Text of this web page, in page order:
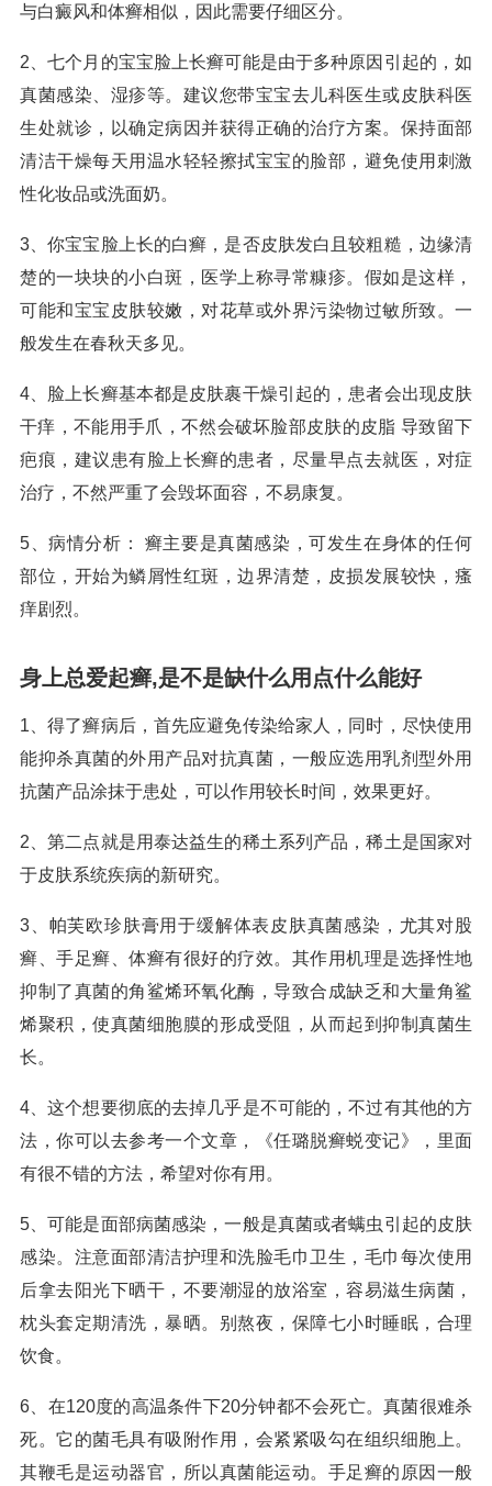
与白癜风和体癣相似，因此需要仔细区分。
2、七个月的宝宝脸上长癣可能是由于多种原因引起的，如
真菌感染、湿疹等。建议您带宝宝去儿科医生或皮肤科医
生处就诊，以确定病因并获得正确的治疗方案。保持面部
清洁干燥每天用温水轻轻擦拭宝宝的脸部，避免使用刺激
性化妆品或洗面奶。
3、你宝宝脸上长的白癣，是否皮肤发白且较粗糙，边缘清
楚的一块块的小白斑，医学上称寻常糠疹。假如是这样，
可能和宝宝皮肤较嫩，对花草或外界污染物过敏所致。一
般发生在春秋天多见。
4、脸上长癣基本都是皮肤裹干燥引起的，患者会出现皮肤
干痒，不能用手爪，不然会破坏脸部皮肤的皮脂 导致留下
疤痕，建议患有脸上长癣的患者，尽量早点去就医，对症
治疗，不然严重了会毁坏面容，不易康复。
5、病情分析： 癣主要是真菌感染，可发生在身体的任何
部位，开始为鳞屑性红斑，边界清楚，皮损发展较快，瘙
痒剧烈。
身上总爱起癣,是不是缺什么用点什么能好
1、得了癣病后，首先应避免传染给家人，同时，尽快使用
能抑杀真菌的外用产品对抗真菌，一般应选用乳剂型外用
抗菌产品涂抹于患处，可以作用较长时间，效果更好。
2、第二点就是用泰达益生的稀土系列产品，稀土是国家对
于皮肤系统疾病的新研究。
3、帕芙欧珍肤膏用于缓解体表皮肤真菌感染，尤其对股
癣、手足癣、体癣有很好的疗效。其作用机理是选择性地
抑制了真菌的角鲨烯环氧化酶，导致合成缺乏和大量角鲨
烯聚积，使真菌细胞膜的形成受阻，从而起到抑制真菌生
长。
4、这个想要彻底的去掉几乎是不可能的，不过有其他的方
法，你可以去参考一个文章，《任璐脱癣蜕变记》，里面
有很不错的方法，希望对你有用。
5、可能是面部病菌感染，一般是真菌或者螨虫引起的皮肤
感染。注意面部清洁护理和洗脸毛巾卫生，毛巾每次使用
后拿去阳光下晒干，不要潮湿的放浴室，容易滋生病菌，
枕头套定期清洗，暴晒。别熬夜，保障七小时睡眠，合理
饮食。
6、在120度的高温条件下20分钟都不会死亡。真菌很难杀
死。它的菌毛具有吸附作用，会紧紧吸勾在组织细胞上。
其鞭毛是运动器官，所以真菌能运动。手足癣的原因一般